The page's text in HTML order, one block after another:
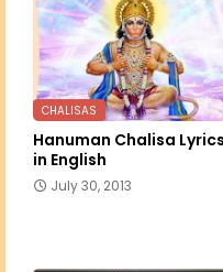
CHALISAS
Hanuman Chalisa Lyrics
in English
July 30, 2013